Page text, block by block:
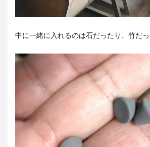
中に一緒に入れるのは石だったり、竹だっ